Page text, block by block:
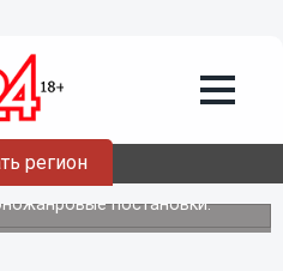
регион
в Нижнем
ноября
постановки.